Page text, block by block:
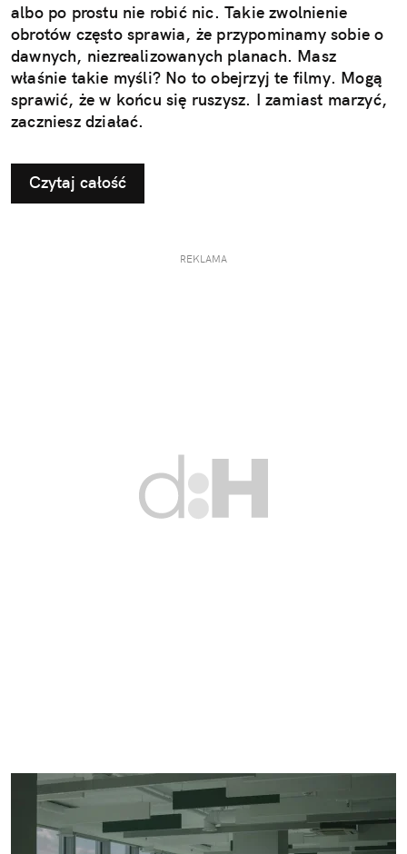
albo po prostu nie robić nic. Takie zwolnienie
obrotów często sprawia, że przypominamy sobie o
dawnych, niezrealizowanych planach. Masz
właśnie takie myśli? No to obejrzyj te filmy. Mogą
sprawić, że w końcu się ruszysz. I zamiast marzyć,
zaczniesz działać.
Czytaj całość
REKLAMA